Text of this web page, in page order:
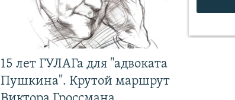
15 лет ГУЛАГа для "адвоката
Пушкина". Крутой маршрут